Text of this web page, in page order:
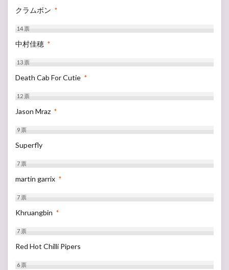
クラムボン *
14票
中村佳穂 *
13票
Death Cab For Cutie *
12票
Jason Mraz *
9票
Superfly
7票
martin garrix *
7票
Khruangbin *
7票
Red Hot Chilli Pipers
6票